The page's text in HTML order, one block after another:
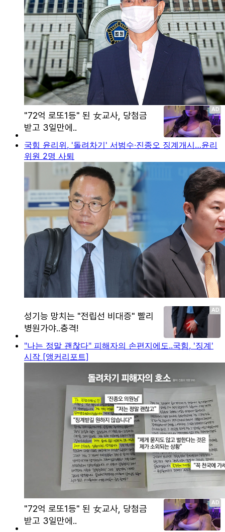
국힘 윤리위, '돌려차기' 서범수·진종오 징계개시…윤리
위원 2명 사퇴
"나는 정말 괜찮다" 피해자의 손편지에도..국힘, '징계'
시작 [앵커리포트]